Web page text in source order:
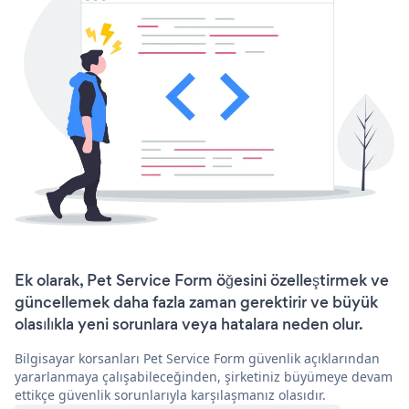
Ek olarak, Pet Service Form öğesini özelleştirmek ve
güncellemek daha fazla zaman gerektirir ve büyük
olasılıkla yeni sorunlara veya hatalara neden olur.
Bilgisayar korsanları Pet Service Form güvenlik açıklarından
yararlanmaya çalışabileceğinden, şirketiniz büyümeye devam
ettikçe güvenlik sorunlarıyla karşılaşmanız olasıdır.